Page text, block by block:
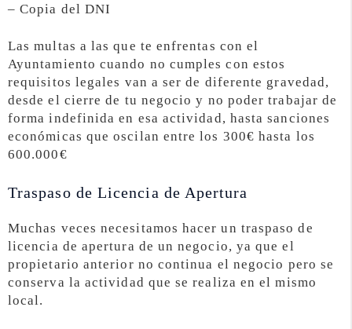
– Copia del DNI
Las multas a las que te enfrentas con el
Ayuntamiento cuando no cumples con estos
requisitos legales van a ser de diferente gravedad,
desde el cierre de tu negocio y no poder trabajar de
forma indefinida en esa actividad, hasta sanciones
económicas que oscilan entre los 300€ hasta los
600.000€
Traspaso de Licencia de Apertura
Muchas veces necesitamos hacer un traspaso de
licencia de apertura de un negocio, ya que el
propietario anterior no continua el negocio pero se
conserva la actividad que se realiza en el mismo
local.